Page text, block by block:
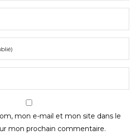
mon e-mail et mon site dans le
mon prochain commentaire.